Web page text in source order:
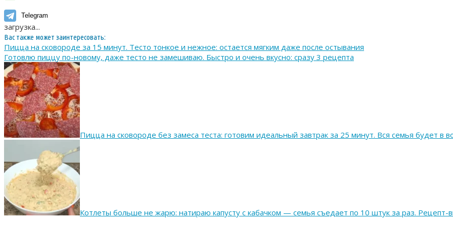
Telegram
загрузка...
Вас также может заинтересовать:
Пицца на сковороде за 15 минут. Тесто тонкое и нежное: остается мягким даже после остывания
Готовлю пиццу по-новому, даже тесто не замешиваю. Быстро и очень вкусно: сразу 3 рецепта
Пицца на сковороде без замеса теста: готовим идеальный завтрак за 25 минут. Вся семья будет в
Котлеты больше не жарю: натираю капусту с кабачком — семья съедает по 10 штук за раз. Рецепт-